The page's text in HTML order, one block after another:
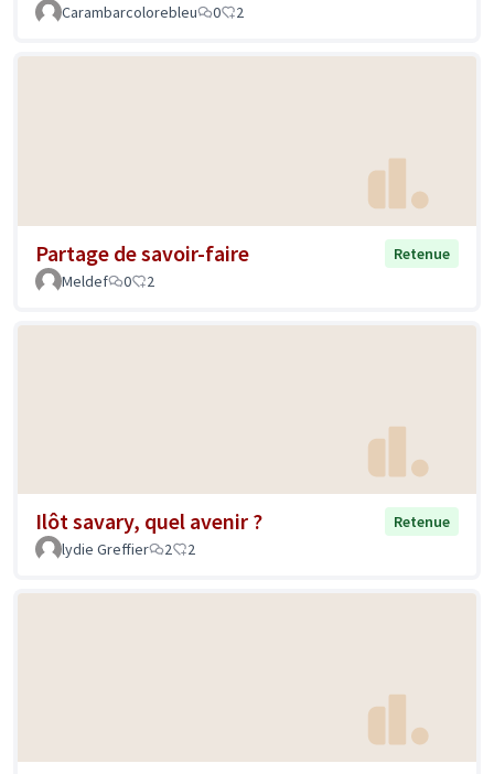
Carambarcolorebleu
0 2
Partage de savoir-faire
Retenue
Meldef
0 2
Ilôt savary, quel avenir ?
Retenue
lydie Greffier
2 2